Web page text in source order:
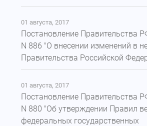
01 августа, 2017
Постановление Правительства
N 886 "О внесении изменений в
Правительства Российской
01 августа, 2017
Постановление Правительства
N 880 "Об утверждении Правил
федеральных государственных